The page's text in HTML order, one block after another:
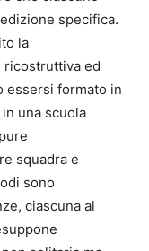
specifica.
la
ricostruttiva ed
essersi formato in
una scuola
squadra e
sono
ciascuna al